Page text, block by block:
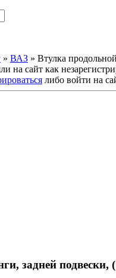
» ВАЗ » Втулка
на сайт как
либо войти на
задней подвески,